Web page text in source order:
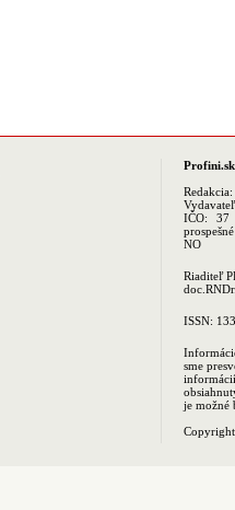
Profini.sk
Redakcia:
IČO: 37
NO
Riaditeľ
ISSN:
sme
je možné